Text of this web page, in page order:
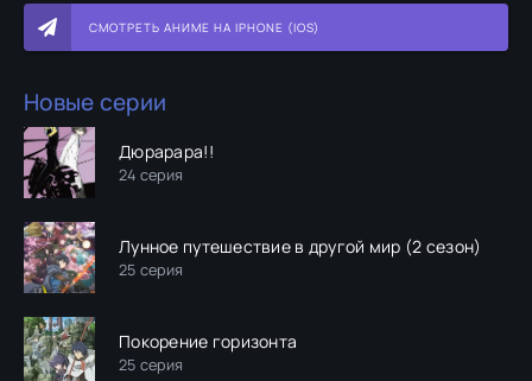
СМОТРЕТЬ АНИМЕ НА IPHONE (IOS)
Новые серии
Дюрарара!!
24 серия
Лунное путешествие в другой мир (2 сезон)
25 серия
Покорение горизонта
25 серия